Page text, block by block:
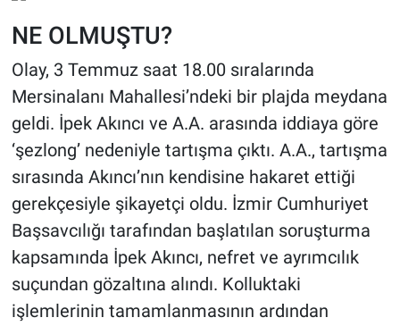
NE OLMUŞTU?
Olay, 3 Temmuz saat 18.00 sıralarında
Mersinalanı Mahallesi’ndeki bir plajda meydana
geldi. İpek Akıncı ve A.A. arasında iddiaya göre
‘şezlong’ nedeniyle tartışma çıktı. A.A., tartışma
sırasında Akıncı’nın kendisine hakaret ettiği
gerekçesiyle şikayetçi oldu. İzmir Cumhuriyet
Başsavcılığı tarafından başlatılan soruşturma
kapsamında İpek Akıncı, nefret ve ayrımcılık
suçundan gözaltına alındı. Kolluktaki
işlemlerinin tamamlanmasının ardından